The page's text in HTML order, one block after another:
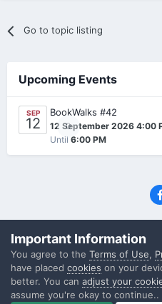
Go to topic listing
Upcoming Events
SEP
12 0
BookWalks #42
12 September 2026 4:00
Until 6:00 PM
(C) SFF.gr, All
Powered by
Important Information
You agree to the Terms of Use,
have placed cookies on your
better. You can adjust your
assume you're okay to continue..